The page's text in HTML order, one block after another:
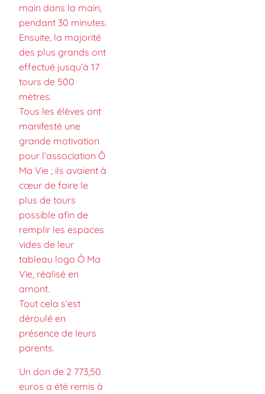
main dans la main,
pendant 30 minutes.
Ensuite, la majorité
des plus grands ont
effectué jusqu’à 17
tours de 500
mètres.
Tous les élèves ont
manifesté une
grande motivation
pour l’association Ô
Ma Vie ; ils avaient à
cœur de faire le
plus de tours
possible afin de
remplir les espaces
vides de leur
tableau logo Ô Ma
Vie, réalisé en
amont.
Tout cela s’est
déroulé en
présence de leurs
parents.
Un don de 2 773,50
euros a été remis à